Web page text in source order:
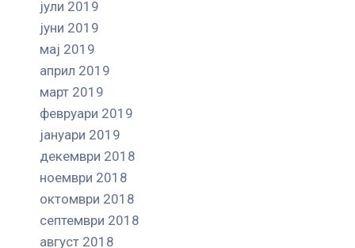
јули 2019
јуни 2019
мај 2019
април 2019
март 2019
февруари 2019
јануари 2019
декември 2018
ноември 2018
октомври 2018
септември 2018
август 2018